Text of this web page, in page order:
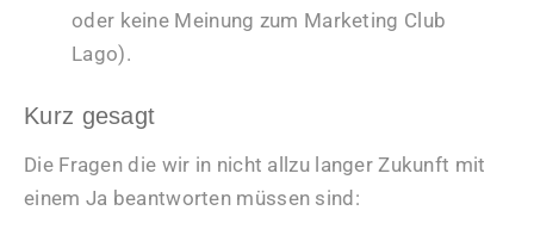
oder keine Meinung zum Marketing Club
Lago).
Kurz gesagt
Die Fragen die wir in nicht allzu langer Zukunft mit
einem Ja beantworten müssen sind: